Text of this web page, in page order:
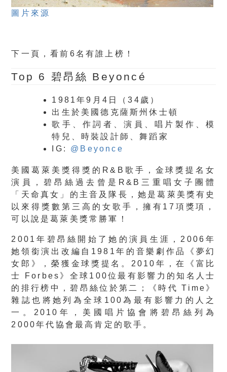
圖片來源
下一頁，看前6名有誰上榜！
Top 6 碧昂絲 Beyoncé
1981年9月4日（34歲）
出生於美國德克薩斯州休士頓
歌手、作詞者、演員、唱片製作、模
特兒、時裝設計師、舞蹈家
IG: @Beyonce
美國葛萊美獎得獎的R&B歌手，金球獎提名女
演員，碧昂絲過去曾是R&B三重唱女子團體
「天命真女」的主音及隊長，她是葛萊美獎有史
以來得獎數第三高的女歌手，擁有17項獎項，
可以說是葛萊美獎常勝軍！
2001年碧昂絲開始了她的演員生涯，2006年
她領銜演出改編自1981年的音樂劇作品《夢幻
女郎》，榮獲金球獎提名。2010年，在《富比
士 Forbes》全球100位最有影響力的知名人士
的排行榜中，碧昂絲位於第二；《時代 Time》
雜誌也將她列為全球100為最有影響力的人之
一。2010年，美國唱片協會將碧昂絲列為
2000年代協會最高肯定的歌手。